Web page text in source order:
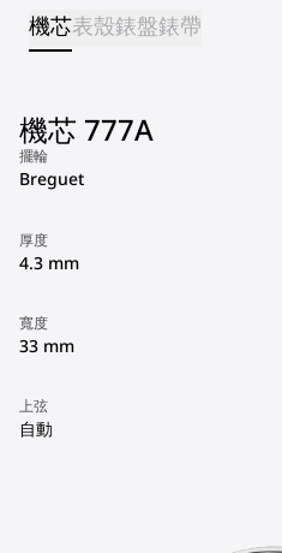
機芯表殼錶盤錶帶
機芯 777A
擺輪
Breguet
厚度
4.3 mm
寬度
33 mm
上弦
自動